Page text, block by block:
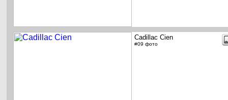
Cadillac Cien
#09 фото